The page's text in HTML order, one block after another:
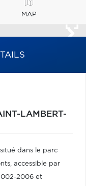
MAP
LAMBERT-
dans le parc
accessible par
2006 et